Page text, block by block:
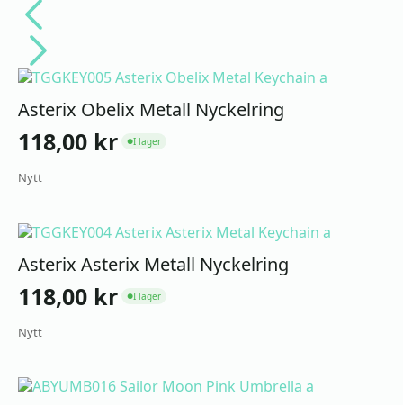
Asterix Obelix Metall Nyckelring
118,00 kr ●I lager
Nytt
Asterix Asterix Metall Nyckelring
118,00 kr ●I lager
Nytt